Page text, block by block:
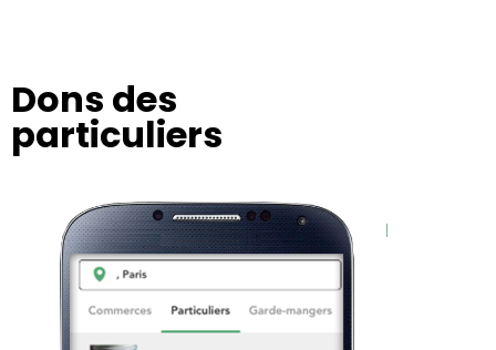
Dons des
particuliers